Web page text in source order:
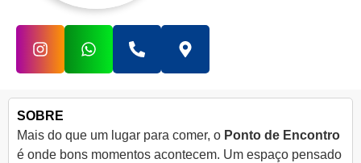
SOBRE
Mais do que um lugar para comer, o Ponto de Encontro
é onde bons momentos acontecem. Um espaço pensado